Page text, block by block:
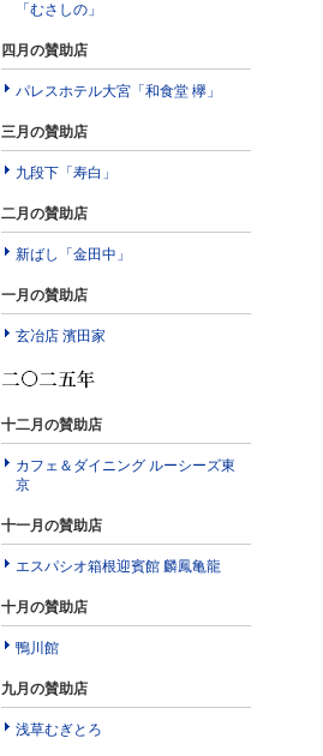
「むさしの」
四月の賛助店
パレスホテル大宮「和食堂 欅」
三月の賛助店
九段下「寿白」
二月の賛助店
新ばし「金田中」
一月の賛助店
玄冶店 濱田家
十二月の賛助店
カフェ＆ダイニング ルーシーズ東
京
十一月の賛助店
エスパシオ箱根迎賓館 麟鳳亀龍
十月の賛助店
鴨川館
九月の賛助店
浅草むぎとろ